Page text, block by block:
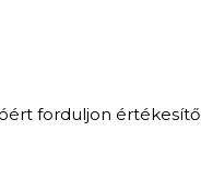
forduljon értékesítő